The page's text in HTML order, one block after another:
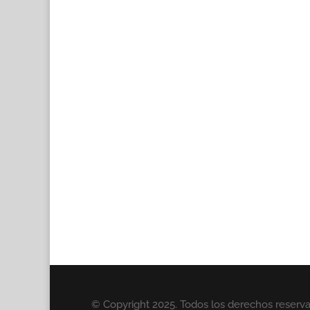
© Copyright 2025. Todos los derechos